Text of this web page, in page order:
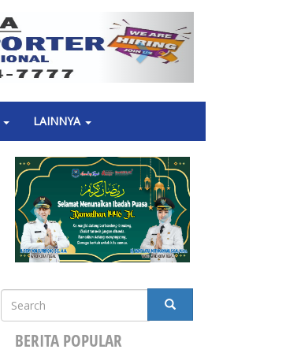
Next
LAINNYA
Search
SEARCH
BERITA POPULAR